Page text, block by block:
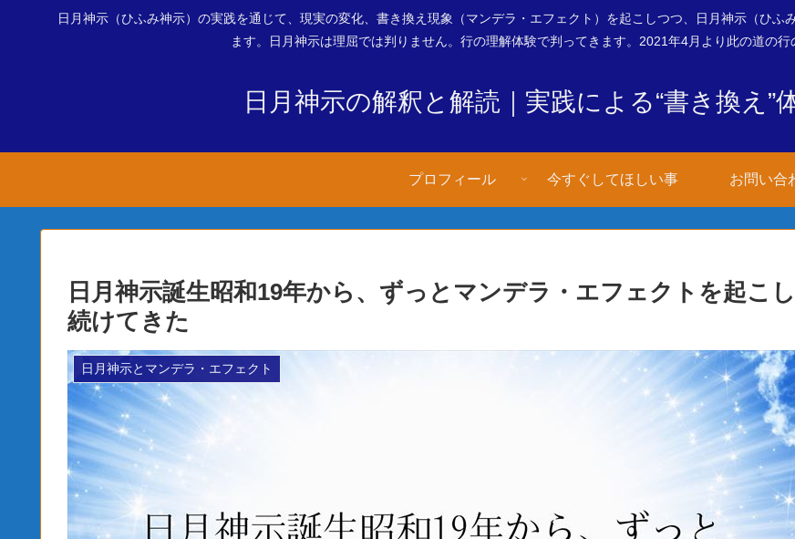
日月神示（ひふみ神示）の実践を通じて、現実の変化、書き換え現象（マンデラ・エフェクト）を起こしつつ、日月神示（ひ
ます。日月神示は理屈では判りません。行の理解体験で判ってきます。2021年4月より此の道の行
日月神示の解釈と解読｜実践による“書き換え”
プロフィール 今すぐしてほしい事 お問い合
日月神示誕生昭和19年から、ずっとマンデラ・エフェクトを起こし
続けてきた
日月神示とマンデラ・エフェクト